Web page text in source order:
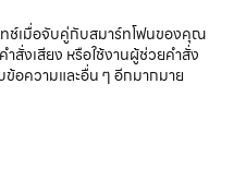
ทช์เมื่อจับคู่กับสมาร์ทโฟนของคุณ
งเสียง หรือใช้งานผู้ช่วยคำสั่ง
อความและอื่น ๆ อีกมากมาย